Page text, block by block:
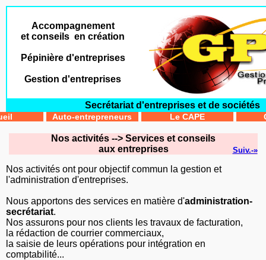
Accompagnement
et conseils en création
Pépinière d'entreprises
Gestion d'entreprises
Secrétariat d'entreprises et de sociétés
Auto-entrepreneurs Le CAPE
Nos activités --> Services et conseils
aux entreprises
Suiv.-»
Nos activités ont pour objectif commun la gestion et
l'administration d'entreprises.
Nous apportons des services en matière d'administration-
secrétariat.
Nos assurons pour nos clients les travaux de facturation,
la rédaction de courrier commerciaux,
la saisie de leurs opérations pour intégration en
comptabilité...